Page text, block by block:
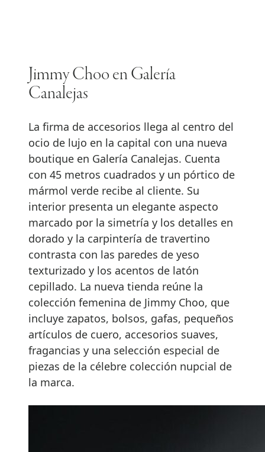
Jimmy Choo en Galería
Canalejas
La firma de accesorios llega al centro del
ocio de lujo en la capital con una nueva
boutique en Galería Canalejas. Cuenta
con 45 metros cuadrados y un pórtico de
mármol verde recibe al cliente. Su
interior presenta un elegante aspecto
marcado por la simetría y los detalles en
dorado y la carpintería de travertino
contrasta con las paredes de yeso
texturizado y los acentos de latón
cepillado. La nueva tienda reúne la
colección femenina de Jimmy Choo, que
incluye zapatos, bolsos, gafas, pequeños
artículos de cuero, accesorios suaves,
fragancias y una selección especial de
piezas de la célebre colección nupcial de
la marca.